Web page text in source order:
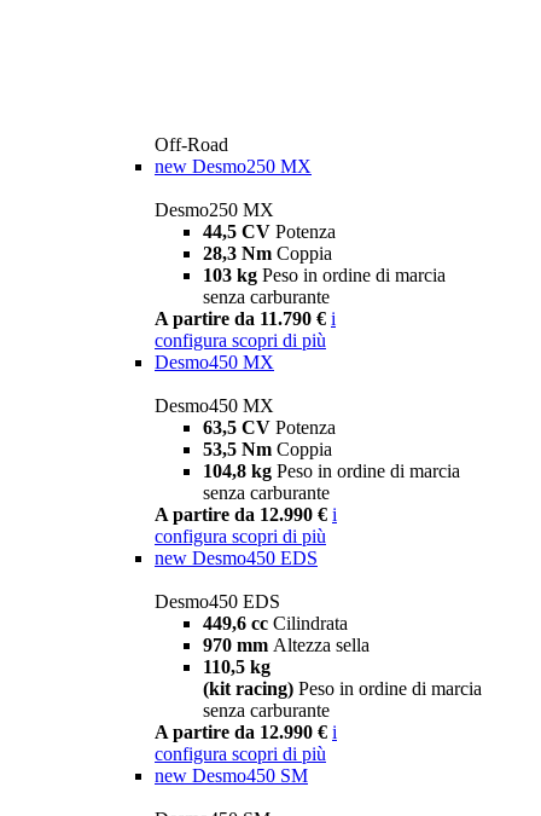
Off-Road
new Desmo250 MX
Desmo250 MX
44,5 CV Potenza
28,3 Nm Coppia
103 kg Peso in ordine di marcia
senza carburante
A partire da 11.790 € i
configura scopri di più
Desmo450 MX
Desmo450 MX
63,5 CV Potenza
53,5 Nm Coppia
104,8 kg Peso in ordine di marcia
senza carburante
A partire da 12.990 € i
configura scopri di più
new Desmo450 EDS
Desmo450 EDS
449,6 cc Cilindrata
970 mm Altezza sella
110,5 kg
(kit racing) Peso in ordine di marcia
senza carburante
A partire da 12.990 € i
configura scopri di più
new Desmo450 SM